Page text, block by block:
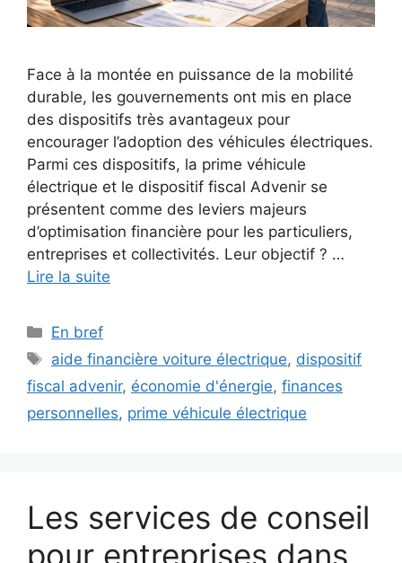
Face à la montée en puissance de la mobilité
durable, les gouvernements ont mis en place
des dispositifs très avantageux pour
encourager l’adoption des véhicules électriques.
Parmi ces dispositifs, la prime véhicule
électrique et le dispositif fiscal Advenir se
présentent comme des leviers majeurs
d’optimisation financière pour les particuliers,
entreprises et collectivités. Leur objectif ? …
Lire la suite
Catégories
En bref
Étiquettes
aide financière voiture électrique, dispositif
fiscal advenir, économie d'énergie, finances
personnelles, prime véhicule électrique
Les services de conseil
pour entreprises dans